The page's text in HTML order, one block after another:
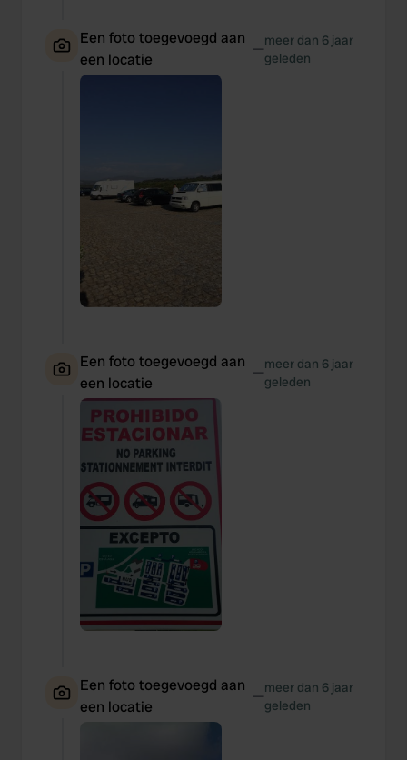
Een foto toegevoegd aan
een locatie
—meer dan 6 jaar
geleden
Een foto toegevoegd aan
een locatie
—meer dan 6 jaar
geleden
Een foto toegevoegd aan
een locatie
—meer dan 6 jaar
geleden